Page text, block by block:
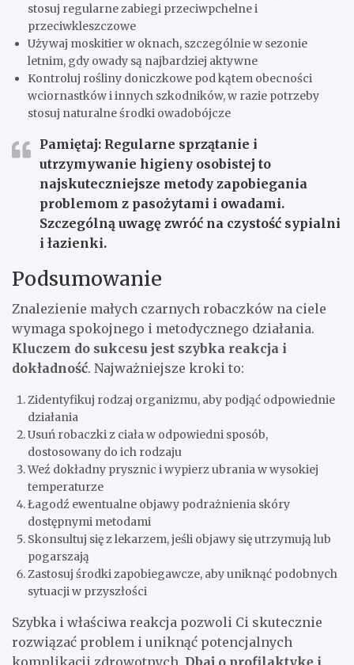
stosuj regularne zabiegi przeciwpchelne i
przeciwkleszczowe
Używaj moskitier w oknach, szczególnie w sezonie
letnim, gdy owady są najbardziej aktywne
Kontroluj rośliny doniczkowe pod kątem obecności
wciornastków i innych szkodników, w razie potrzeby
stosuj naturalne środki owadobójcze
Pamiętaj: Regularne sprzątanie i
utrzymywanie higieny osobistej to
najskuteczniejsze metody zapobiegania
problemom z pasożytami i owadami.
Szczególną uwagę zwróć na czystość sypialni
i łazienki.
Podsumowanie
Znalezienie małych czarnych robaczków na ciele
wymaga spokojnego i metodycznego działania.
Kluczem do sukcesu jest szybka reakcja i
dokładność. Najważniejsze kroki to:
Zidentyfikuj rodzaj organizmu, aby podjąć odpowiednie
działania
Usuń robaczki z ciała w odpowiedni sposób,
dostosowany do ich rodzaju
Weź dokładny prysznic i wypierz ubrania w wysokiej
temperaturze
Łagodź ewentualne objawy podrażnienia skóry
dostępnymi metodami
Skonsultuj się z lekarzem, jeśli objawy się utrzymują lub
pogarszają
Zastosuj środki zapobiegawcze, aby uniknąć podobnych
sytuacji w przyszłości
Szybka i właściwa reakcja pozwoli Ci skutecznie
rozwiązać problem i uniknąć potencjalnych